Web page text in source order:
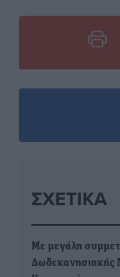
ΣΧΕΤΙΚΆ
Με μεγάλη
Δωδεκανησιακής